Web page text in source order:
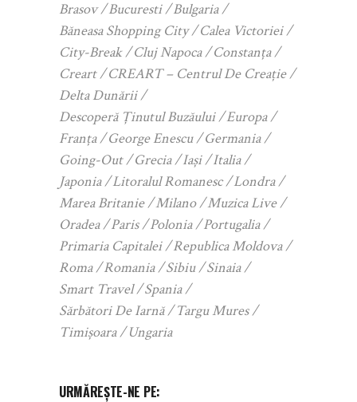
Brasov Bucuresti
Bulgaria
Băneasa Shopping City
Calea Victoriei
City-Break
Cluj Napoca
Constanța
Creart
CREART – Centrul De Creație
Delta Dunării
Descoperă Ținutul Buzăului
Europa
Franța
George Enescu
Germania
Going-Out
Grecia Iași
Italia
Japonia
Litoralul Romanesc
Londra
Marea Britanie
Milano
Muzica Live
Oradea
Paris Polonia
Portugalia
Primaria Capitalei
Republica Moldova
Roma
Romania Sibiu
Sinaia
Smart Travel
Spania
Sărbători De Iarnă
Targu Mures
Timișoara
Ungaria
URMĂREȘTE-NE PE: